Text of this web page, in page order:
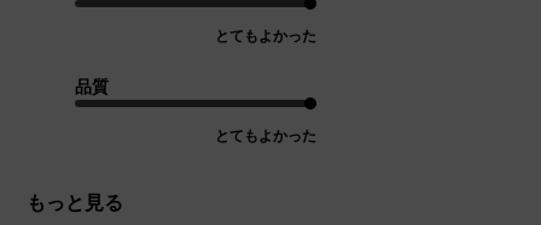
とてもよかった
品質
とてもよかった
もっと見る